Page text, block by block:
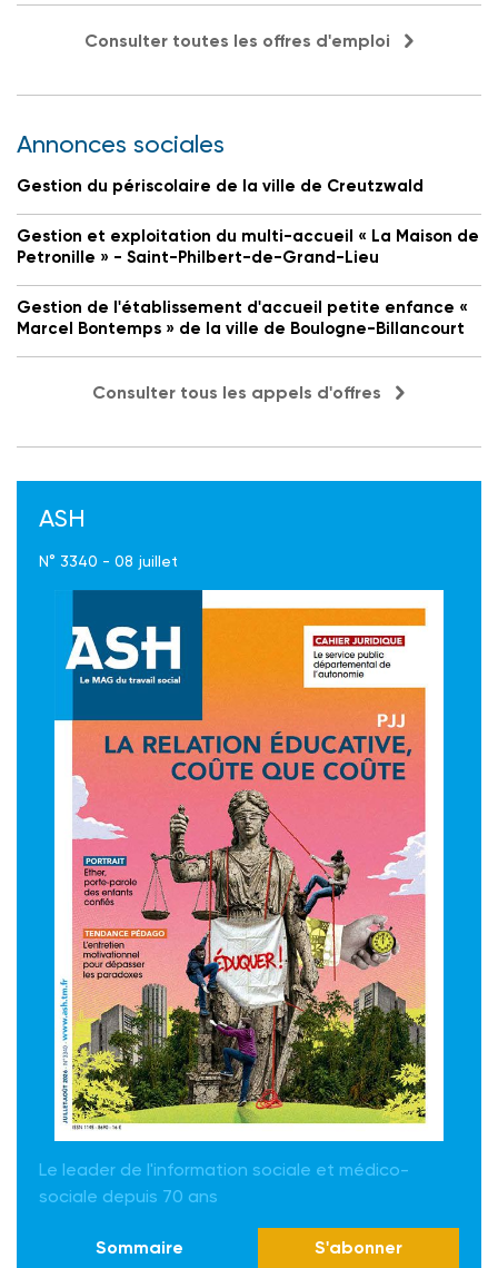
Consulter toutes les offres d'emploi
Annonces sociales
Gestion du périscolaire de la ville de Creutzwald
Gestion et exploitation du multi-accueil « La Maison de
Petronille » - Saint-Philbert-de-Grand-Lieu
Gestion de l'établissement d'accueil petite enfance «
Marcel Bontemps » de la ville de Boulogne-Billancourt
Consulter tous les appels d'offres
ASH
N° 3340 - 08 juillet
Le leader de l'information sociale et médico-
sociale depuis 70 ans
Sommaire S'abonner